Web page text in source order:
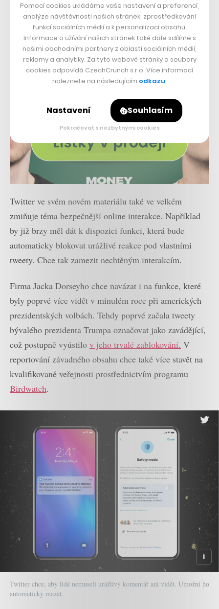
Twitter ve svém novém materiálu také ve velkém
zmiňuje téma bezpečnější online interakce. Například
by již brzy měl dát k dispozici funkci, která bude
automaticky blokovat urážlivé reakce pod vlastními
tweety. Chce tak zamezit nechtěným interakcím.
Firma Jacka Dorseyho chce navázat i na funkce, které
byly poprvé více vidět v minulém roce při amerických
prezidentských volbách. Tehdy poprvé začala tweety
bývalého prezidenta Trumpa označovat jako zavádějící,
což postupně vyústilo v jeho trvalé zablokování. V
reportování závadného obsahu chce také více stavět na
kvalifikované veřejnosti prostřednictvím programu
Birdwatch.
Twitter chce, aby lidé nemuseli urážlivý komentář ani vidět. Umožní ho
automaticky mazat.
Pomocí cookies ukládáme vaše nastavení a preferencí,
analýze návštěvnosti našich stránek, zprostředkování
funkcí sociálních médií a k personalizaci obsahu.
Informace o užívání našich stránek také dále sdílíme s
našimi obchodními partnery z oblasti sociálních médií,
reklamy a analytiky. Za tyto webové stránky a soubory
cookies odpovídá CzechCrunch s.r.o. Více informací
naleznete na následujícím odkazu.
Nastavení Souhlasím
Pokračovat s nezbytnými cookies